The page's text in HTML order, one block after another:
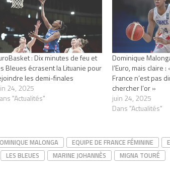
: Dix minutes de feu et
Bleues écrasent la Lituanie pour
les demi-finales
24, 2025
"Actualités"
Dominique
l’Euro, mais claire :
France n’est pas
chercher l’or »
juin 24, 2025
Dans "Actualités"
MALONGA EQUIPE DE FRANCE FÉMININE
LES BLEUES MARINE JOHANNÈS
MIGNA TOURÉ